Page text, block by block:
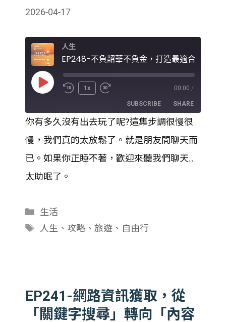
2026-04-17
人生
Play
1x 00:00 /
SUBSCRIBE SHARE
RSS FEED
SHARE
LINK
EMBED
你有多久沒有出去玩了呢?這集步調很慢很
慢，我們真的太放鬆了。就是朋友間聊天而
已。如果你正睡不著，歡迎來聽我們聊天..
太助眠了。
分
類
生活
標
人生 、 攻略、 旅遊、 自由行
EP241-網路資訊獲取，從
「關鍵字搜尋」轉向「內容